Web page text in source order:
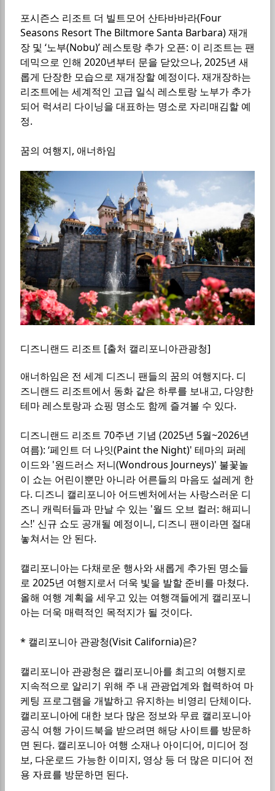
포시즌스 리조트 더 빌트모어 산타바바라(Four
Seasons Resort The Biltmore Santa Barbara) 재개
장 및 ‘노부(Nobu)’ 레스토랑 추가 오픈: 이 리조트는 팬
데믹으로 인해 2020년부터 문을 닫았으나, 2025년 새
롭게 단장한 모습으로 재개장할 예정이다. 재개장하는
리조트에는 세계적인 고급 일식 레스토랑 노부가 추가
되어 럭셔리 다이닝을 대표하는 명소로 자리매김할 예
정.
꿈의 여행지, 애너하임
디즈니랜드 리조트 [출처 캘리포니아관광청]
애너하임은 전 세계 디즈니 팬들의 꿈의 여행지다. 디
즈니랜드 리조트에서 동화 같은 하루를 보내고, 다양한
테마 레스토랑과 쇼핑 명소도 함께 즐겨볼 수 있다.
디즈니랜드 리조트 70주년 기념 (2025년 5월~2026년
여름): ‘페인트 더 나잇(Paint the Night)' 테마의 퍼레
이드와 '원드러스 저니(Wondrous Journeys)' 불꽃놀
이 쇼는 어린이뿐만 아니라 어른들의 마음도 설레게 한
다. 디즈니 캘리포니아 어드벤처에서는 사랑스러운 디
즈니 캐릭터들과 만날 수 있는 '월드 오브 컬러: 해피니
스!' 신규 쇼도 공개될 예정이니, 디즈니 팬이라면 절대
놓쳐서는 안 된다.
캘리포니아는 다채로운 행사와 새롭게 추가된 명소들
로 2025년 여행지로서 더욱 빛을 발할 준비를 마쳤다.
올해 여행 계획을 세우고 있는 여행객들에게 캘리포니
아는 더욱 매력적인 목적지가 될 것이다.
* 캘리포니아 관광청(Visit California)은?
캘리포니아 관광청은 캘리포니아를 최고의 여행지로
지속적으로 알리기 위해 주 내 관광업계와 협력하여 마
케팅 프로그램을 개발하고 유지하는 비영리 단체이다.
캘리포니아에 대한 보다 많은 정보와 무료 캘리포니아
공식 여행 가이드북을 받으려면 해당 사이트를 방문하
면 된다. 캘리포니아 여행 소재나 아이디어, 미디어 정
보, 다운로드 가능한 이미지, 영상 등 더 많은 미디어 전
용 자료를 방문하면 된다.